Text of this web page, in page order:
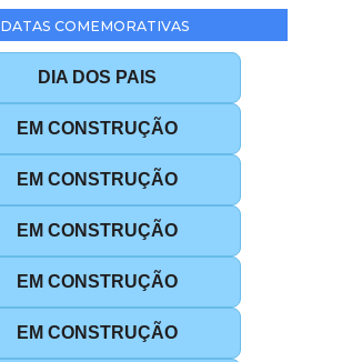
DATAS COMEMORATIVAS
DIA DOS PAIS
EM CONSTRUÇÃO
EM CONSTRUÇÃO
EM CONSTRUÇÃO
EM CONSTRUÇÃO
EM CONSTRUÇÃO